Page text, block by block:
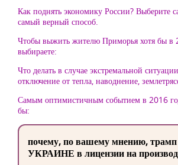
Как поднять экономику России? Выберите
самый верный способ.
Чтобы выжить жителю Приморья хотя бы в
выбираете:
Что делать в случае экстремальной
отключение от тепла, наводнение,
Самым оптимистичным событием в 2016
бы:
почему, по вашему мнению, трамп
УКРАИНЕ в лицензии на